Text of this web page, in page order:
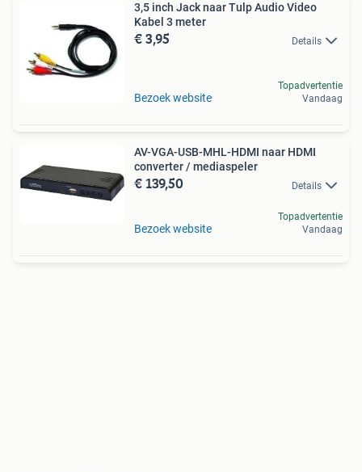
3,5 inch Jack naar Tulp Audio Video
Kabel 3 meter
€ 3,95 Details
Bezoek website
Topadvertentie
Vandaag
AV-VGA-USB-MHL-HDMI naar HDMI
converter / mediaspeler
€ 139,50 Details
Bezoek website
Topadvertentie
Vandaag